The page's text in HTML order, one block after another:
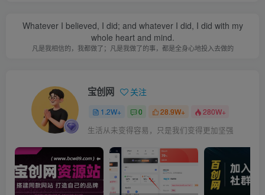
Whatever I believed, I did; and whatever I did, I did with my
whole heart and mind.
凡是我相信的，我都做了；凡是我做了的事，都是全身心地投入去做的
宝创网 关注
1.2W+ 0 28.9W+ 280W+
生活从未变得容易，只是我们变得更加坚强